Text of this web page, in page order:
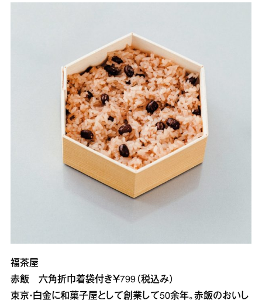
福茶屋
赤飯 六角折巾着袋付き￥799（税込み）
東京・白金に和菓子屋として創業して50余年。赤飯のおいし